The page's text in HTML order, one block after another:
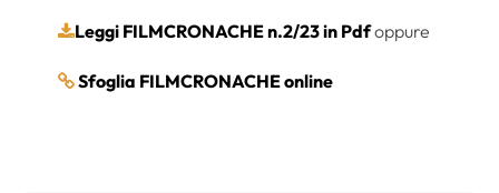
Leggi FILMCRONACHE n.2/23 in Pdfoppure
Sfoglia FILMCRONACHE online